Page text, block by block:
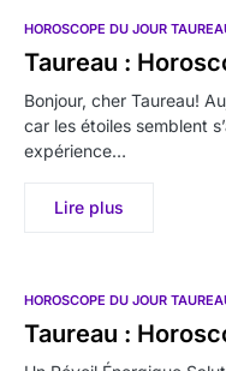
HOROSCOPE DU JOUR
Taureau :
Bonjour, cher Taureau!
car les étoiles semblent
expérience…
Lire plus
HOROSCOPE DU JOUR
Taureau :